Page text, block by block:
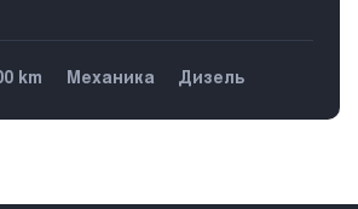
km Механика
Дизель